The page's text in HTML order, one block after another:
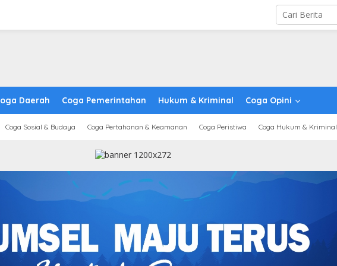
Daerah Coga Pemerintahan Hukum & Kriminal Coga Opini
Coga Sosial & Budaya Coga Pertahanan & Keamanan Coga Peristiwa Coga Hukum & Kriminal